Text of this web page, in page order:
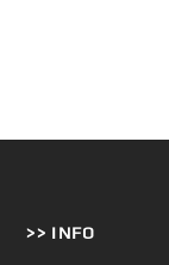
>> INFO